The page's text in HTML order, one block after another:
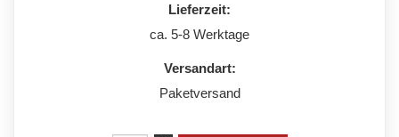
Lieferzeit:
ca. 5-8 Werktage
Versandart:
Paketversand